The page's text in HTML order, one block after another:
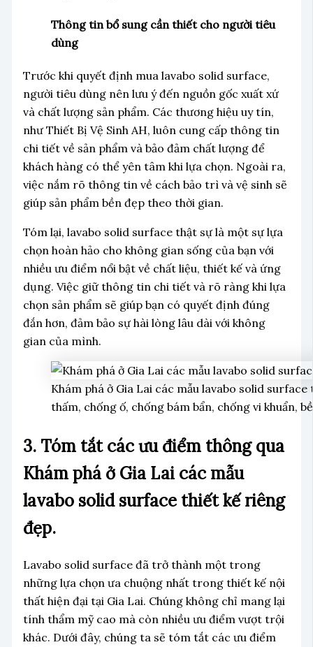
Thông tin bổ sung cần thiết cho người tiêu
dùng
Trước khi quyết định mua lavabo solid surface,
người tiêu dùng nên lưu ý đến nguồn gốc xuất xứ
và chất lượng sản phẩm. Các thương hiệu uy tín,
như Thiết Bị Vệ Sinh AH, luôn cung cấp thông tin
chi tiết về sản phẩm và bảo đảm chất lượng để
khách hàng có thể yên tâm khi lựa chọn. Ngoài ra,
việc nắm rõ thông tin về cách bảo trì và vệ sinh sẽ
giúp sản phẩm bền đẹp theo thời gian.
Tóm lại, lavabo solid surface thật sự là một sự lựa
chọn hoàn hảo cho không gian sống của bạn với
nhiều ưu điểm nổi bật về chất liệu, thiết kế và ứng
dụng. Việc giữ thông tin chi tiết và rõ ràng khi lựa
chọn sản phẩm sẽ giúp bạn có quyết định đúng
đắn hơn, đảm bảo sự hài lòng lâu dài với không
gian của mình.
Khám phá ở Gia Lai các mẫu lavabo solid
thấm, chống ố, chống bám bẩn, chống vi khuẩn,
3. Tóm tắt các ưu điểm thông qua
Khám phá ở Gia Lai các mẫu
lavabo solid surface thiết kế riêng
đẹp.
Lavabo solid surface đã trở thành một trong
những lựa chọn ưa chuộng nhất trong thiết kế nội
thất hiện đại tại Gia Lai. Chúng không chỉ mang lại
tính thẩm mỹ cao mà còn nhiều ưu điểm vượt trội
khác. Dưới đây, chúng ta sẽ tóm tắt các ưu điểm